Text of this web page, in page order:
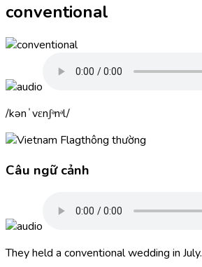
conventional
kənˈvɛnʃᵊnᵊl
thông thường
Câu ngữ cảnh
They held a conventionalwedding in July.